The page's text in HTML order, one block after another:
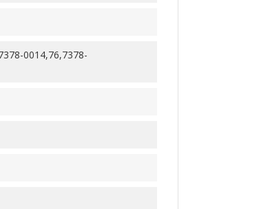
0014,76,7378-